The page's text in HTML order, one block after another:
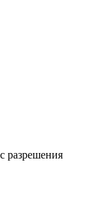
разрешения